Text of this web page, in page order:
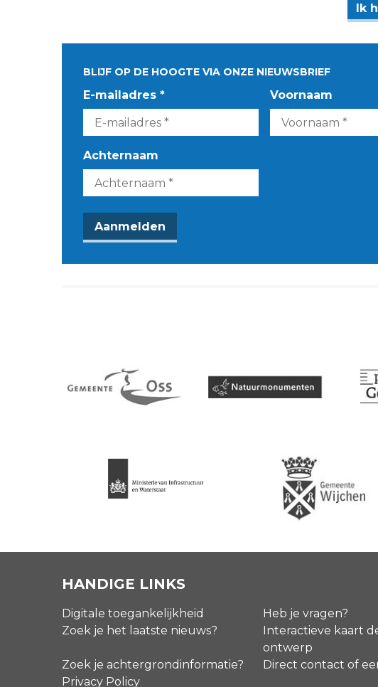
Ik
BLIJF OP DE HOOGTE VIA ONZE NIEUWSBRIEF
E-mailadres * Voornaam
Achternaam
HANDIGE LINKS
Digitale toegankelijkheid
Heb je vragen?
Zoek je het laatste nieuws?
Interactieve kaart
ontwerp
Zoek je achtergrondinformatie?
Direct contact of
Privacy Policy